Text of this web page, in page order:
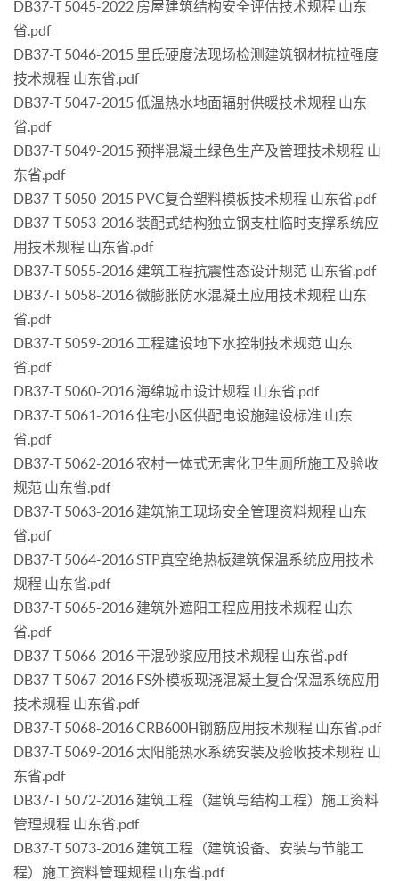
DB37-T 5045-2022 房屋建筑结构安全评估技术规程 山东
省.pdf
DB37-T 5046-2015 里氏硬度法现场检测建筑钢材抗拉强度
技术规程 山东省.pdf
DB37-T 5047-2015 低温热水地面辐射供暖技术规程 山东
省.pdf
DB37-T 5049-2015 预拌混凝土绿色生产及管理技术规程 山
东省.pdf
DB37-T 5050-2015 PVC复合塑料模板技术规程 山东省.pdf
DB37-T 5053-2016 装配式结构独立钢支柱临时支撑系统应
用技术规程 山东省.pdf
DB37-T 5055-2016 建筑工程抗震性态设计规范 山东省.pdf
DB37-T 5058-2016 微膨胀防水混凝土应用技术规程 山东
省.pdf
DB37-T 5059-2016 工程建设地下水控制技术规范 山东
省.pdf
DB37-T 5060-2016 海绵城市设计规程 山东省.pdf
DB37-T 5061-2016 住宅小区供配电设施建设标准 山东
省.pdf
DB37-T 5062-2016 农村一体式无害化卫生厕所施工及验收
规范 山东省.pdf
DB37-T 5063-2016 建筑施工现场安全管理资料规程 山东
省.pdf
DB37-T 5064-2016 STP真空绝热板建筑保温系统应用技术
规程 山东省.pdf
DB37-T 5065-2016 建筑外遮阳工程应用技术规程 山东
省.pdf
DB37-T 5066-2016 干混砂浆应用技术规程 山东省.pdf
DB37-T 5067-2016 FS外模板现浇混凝土复合保温系统应用
技术规程 山东省.pdf
DB37-T 5068-2016 CRB600H钢筋应用技术规程 山东省.pdf
DB37-T 5069-2016 太阳能热水系统安装及验收技术规程 山
东省.pdf
DB37-T 5072-2016 建筑工程（建筑与结构工程）施工资料
管理规程 山东省.pdf
DB37-T 5073-2016 建筑工程（建筑设备、安装与节能工
程）施工资料管理规程 山东省.pdf